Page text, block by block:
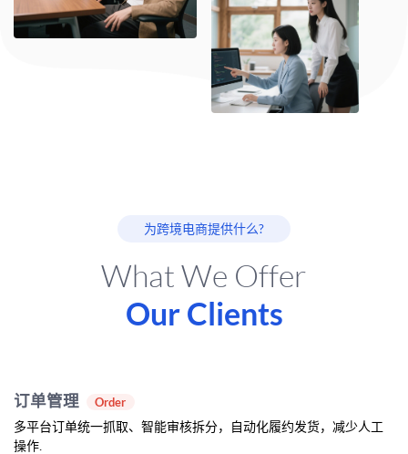
为跨境电商提供什么?
What We Offer
Our Clients
订单管理 Order
多平台订单统一抓取、智能审核拆分，自动化履约发货，减少人工
操作.